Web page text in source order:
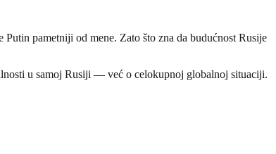
Putin pametniji od mene. Zato što zna da budućnost Rusije
u samoj Rusiji — već o celokupnoj globalnoj situaciji.